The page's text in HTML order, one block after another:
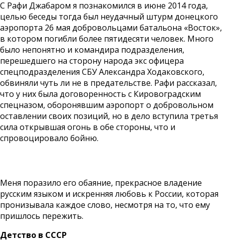
С Рафи Джабаром я познакомился в июне 2014 года,
целью беседы тогда был неудачный штурм донецкого
аэропорта 26 мая добровольцами батальона «Восток»,
в котором погибли более пятидесяти человек. Много
было непонятно и командира подразделения,
перешедшего на сторону народа экс офицера
спецподразделения СБУ Александра Ходаковского,
обвиняли чуть ли не в предательстве. Рафи рассказал,
что у них была договоренность с Кировоградским
спецназом, оборонявшим аэропорт о добровольном
оставлении своих позиций, но в дело вступила третья
сила открывшая огонь в обе стороны, что и
спровоцировало бойню.
Меня поразило его обаяние, прекрасное владение
русским языком и искренняя любовь к России, которая
пронизывала каждое слово, несмотря на то, что ему
пришлось пережить.
Детство в СССР